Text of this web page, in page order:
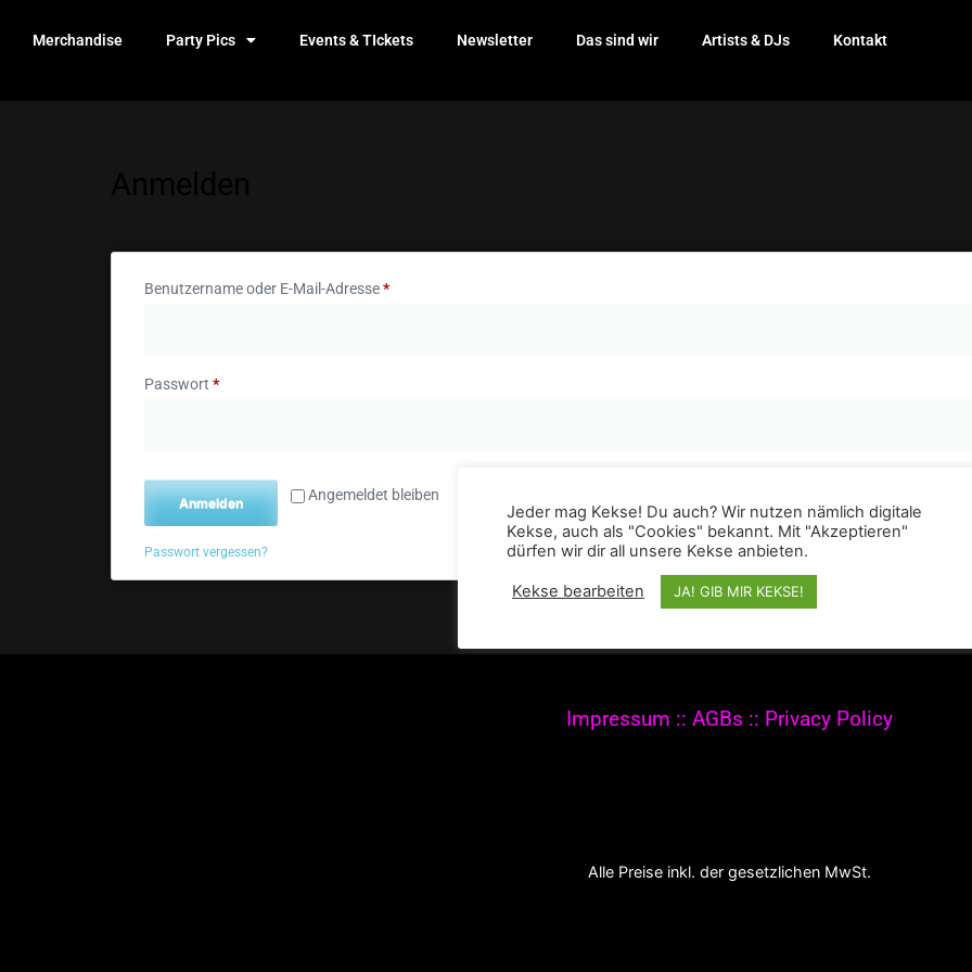
Merchandise Party Pics Events & TIckets Newsletter Das sind wir Artists & DJs Kontakt
Benutzername oder E-Mail-Adresse*
Passwort *
Angemeldet bleiben
Anmelden
Passwort vergessen?
Impressum :: AGBs :: Privacy Policy
Alle Preise inkl. der gesetzlichen MwSt.
Jeder mag Kekse! Du auch? Wir nutzen nämlich digitale
Kekse, auch als "Cookies" bekannt. Mit "Akzeptieren"
dürfen wir dir all unsere Kekse anbieten.
Kekse bearbeiten JA! GIB MIR KEKSE!